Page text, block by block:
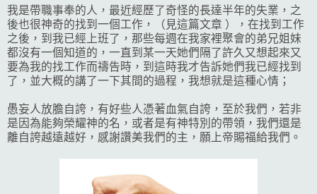
我是帶職事奉的人，最近經歷了奇怪的長達半年的失業，之
後也很神奇的找到一個工作，（見這篇文章 ），在找到工作
之後，到我已經上班了，那些每週在我家裡聚會的弟兄姐妹
都沒有一個知道的，一直到某一天她們隔了許久又想起來又
要為我的找工作而禱告時，到這時我才告訴她們我已經找到
了，並大概的講了一下其間的過程，我想就是這種心情；
愚妄人放膽自誇，有好些人憑著血氣自誇，至於我們，若非
是因為能夠榮耀神的名，或者是有神特別的帶領，我們還是
離自誇越遠越好，感謝讚美我們的主，願上帝賜福給我們。